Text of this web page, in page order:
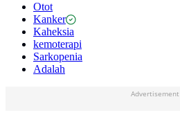
Otot
Kanker
Kaheksia
kemoterapi
Sarkopenia
Adalah
Advertisement